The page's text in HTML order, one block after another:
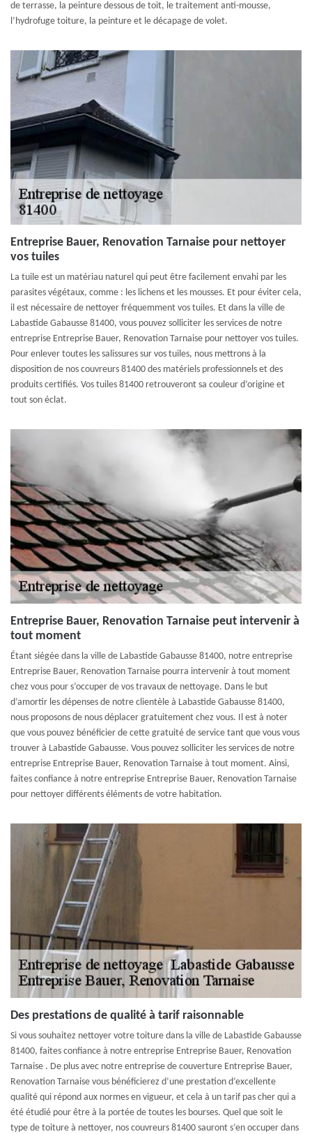
de terrasse, la peinture dessous de toit, le traitement anti-mousse,
l’hydrofuge toiture, la peinture et le décapage de volet.
Entreprise Bauer, Renovation Tarnaise pour nettoyer
vos tuiles
La tuile est un matériau naturel qui peut être facilement envahi par les
parasites végétaux, comme : les lichens et les mousses. Et pour éviter cela,
il est nécessaire de nettoyer fréquemment vos tuiles. Et dans la ville de
Labastide Gabausse 81400, vous pouvez solliciter les services de notre
entreprise Entreprise Bauer, Renovation Tarnaise pour nettoyer vos tuiles.
Pour enlever toutes les salissures sur vos tuiles, nous mettrons à la
disposition de nos couvreurs 81400 des matériels professionnels et des
produits certifiés. Vos tuiles 81400 retrouveront sa couleur d’origine et
tout son éclat.
Entreprise Bauer, Renovation Tarnaise peut intervenir à
tout moment
Étant siégée dans la ville de Labastide Gabausse 81400, notre entreprise
Entreprise Bauer, Renovation Tarnaise pourra intervenir à tout moment
chez vous pour s’occuper de vos travaux de nettoyage. Dans le but
d’amortir les dépenses de notre clientèle à Labastide Gabausse 81400,
nous proposons de nous déplacer gratuitement chez vous. Il est à noter
que vous pouvez bénéficier de cette gratuité de service tant que vous vous
trouver à Labastide Gabausse. Vous pouvez solliciter les services de notre
entreprise Entreprise Bauer, Renovation Tarnaise à tout moment. Ainsi,
faites confiance à notre entreprise Entreprise Bauer, Renovation Tarnaise
pour nettoyer différents éléments de votre habitation.
Des prestations de qualité à tarif raisonnable
Si vous souhaitez nettoyer votre toiture dans la ville de Labastide Gabausse
81400, faites confiance à notre entreprise Entreprise Bauer, Renovation
Tarnaise . De plus avec notre entreprise de couverture Entreprise Bauer,
Renovation Tarnaise vous bénéficierez d’une prestation d’excellente
qualité qui répond aux normes en vigueur, et cela à un tarif pas cher qui a
été étudié pour être à la portée de toutes les bourses. Quel que soit le
type de toiture à nettoyer, nos couvreurs 81400 sauront s’en occuper dans